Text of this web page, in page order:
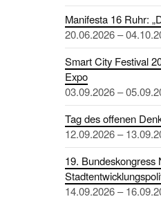
Manifesta 16 Ruhr:
20.06.2026 –
Smart City Festival
Expo
03.09.2026 –
Tag des offenen
12.09.2026 –
19. Bundeskongress
14.09.2026 –